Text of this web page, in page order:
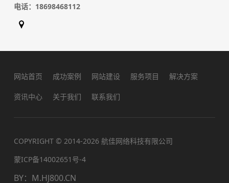
电话： 18698468112
网站首页 成功案例 网站建设 服务项目 解决方案
资讯中心 关于我们 联系我们
COPYRIGHT © 2014-2026 航佳网络科技有限公司
蒙ICP备14002651号-4
BY： M.HJ800.CN